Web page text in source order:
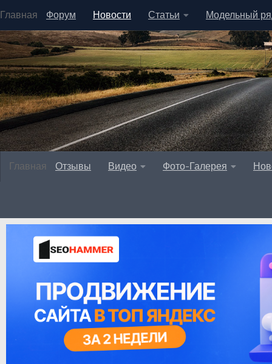
Главная Форум Новости Статьи Модельный
Главная Отзывы Видео Фото-Галерея